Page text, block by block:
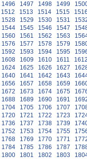
1496 1497 1498 1499
1512 1513 1514 1515
1528 1529 1530 1531
1544 1545 1546 1547
1560 1561 1562 1563
1576 1577 1578 1579
1592 1593 1594 1595
1608 1609 1610 1611
1624 1625 1626 1627
1640 1641 1642 1643
1656 1657 1658 1659
1672 1673 1674 1675
1688 1689 1690 1691
1704 1705 1706 1707
1720 1721 1722 1723
1736 1737 1738 1739
1752 1753 1754 1755
1768 1769 1770 1771
1784 1785 1786 1787
1800 1801 1802 1803